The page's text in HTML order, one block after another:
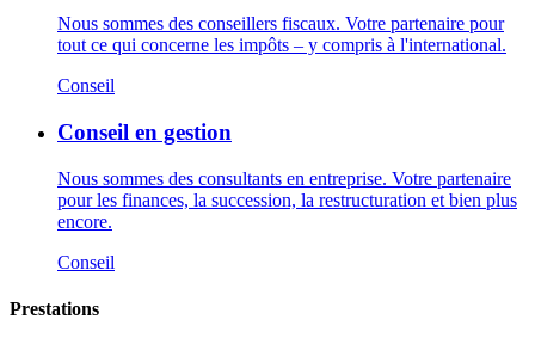
Nous sommes des conseillers fiscaux. Votre partenaire pour
tout ce qui concerne les impôts – y compris à l'international.
Conseil
Conseil en gestion
Nous sommes des consultants en entreprise. Votre partenaire
pour les finances, la succession, la restructuration et bien plus
encore.
Conseil
Prestations